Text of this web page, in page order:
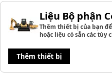
Liệu Bộ phận
Thêm thiết bị của bạn
hoặc liệu có sẵn các tùy
Thêm thiết bị